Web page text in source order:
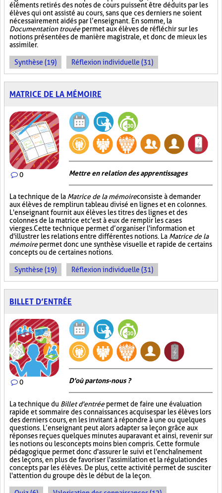
éléments retirés des notes de cours puissent être déduits par les
élèves qui ont assisté au cours, sans que ces derniers ne soient
nécessairement aidés par l’enseignant. En somme, la
Documentation trouéepermet aux élèves de réfléchir sur les
notions présentées de manière magistrale, et donc de mieux les
assimiler.
Synthèse (19) Réflexion individuelle (31)
MATRICE DE LA MÉMOIRE
0 Mettre en relation des apprentissages
La technique de la Matrice de la mémoireconsiste à demander
aux élèves de remplir un tableau divisé en lignes et en colonnes.
L'enseignant fournit aux élèves les titres des lignes et des
colonnes de la matrice et c'est à eux de remplir les cases
vierges. Cette technique permet d’organiser l'information et
d'illustrer les relations entre différentes notions. La Matrice de la
mémoirepermet donc une synthèse visuelle et rapide de certains
concepts ou de certaines notions.
Synthèse (19) Réflexion individuelle (31)
BILLET D’ENTRÉE
0 D'où partons-nous ?
La technique du Billet d'entréepermet de faire une évaluation
rapide et sommaire des connaissances acquises par les élèves lors
des derniers cours, en les invitant à répondre à une ou quelques
questions. L’enseignant peut alors adapter sa leçon grâce aux
réponses reçues quelques minutes auparavant et ainsi, revenir sur
les notions ou les concepts moins bien compris. Cette formule
pédagogique permet donc d'assurer le suivi et l'enchaînement
des leçons, en plus de favoriser l'assimilation et la régulation des
concepts par les élèves. De plus, cette activité permet de susciter
l'attention du groupe dès le début de la leçon.